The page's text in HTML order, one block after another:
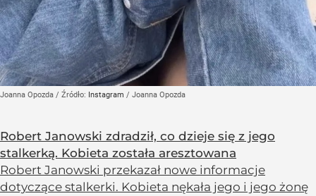
Joanna Opozda / Źródło: Instagram / Joanna Opozda
Robert Janowski zdradził, co dzieje się z jego
stalkerką. Kobieta została aresztowana
Robert Janowski przekazał nowe informacje
dotyczące stalkerki. Kobieta nękała jego i jego żonę